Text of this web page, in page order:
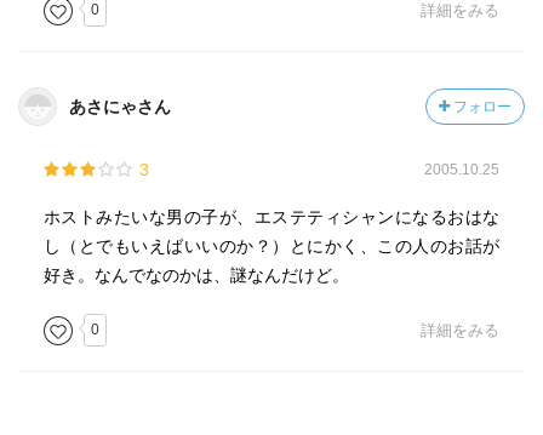
0 詳細をみる
あさにゃさん フォロー
3 2005.10.25
ホストみたいな男の子が、エステティシャンになるおはな
し（とでもいえばいいのか？）とにかく、この人のお話が
好き。なんでなのかは、謎なんだけど。
0 詳細をみる